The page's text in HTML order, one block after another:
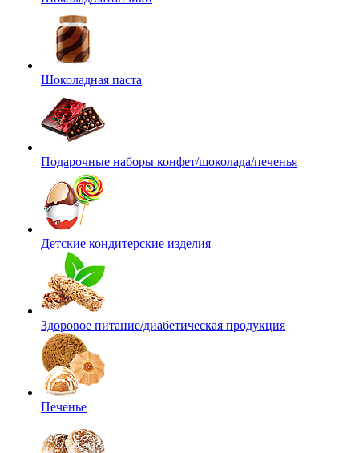
Шоколадная паста
Подарочные наборы конфет/шоколада/печенья
Детские кондитерские изделия
Здоровое питание/диабетическая продукция
Печенье